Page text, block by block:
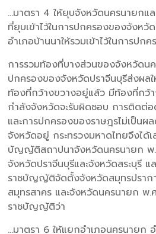
…มาตรา 4 ให้ยุบจังหวัดนครนายกแ
ที่ยุบเข้าไว้ในการปกครองของจังหวั
อำเภอบ้านนาให้รวมเข้าไว้ในการปก
การรวมท้องที่บางส่วนของจังหวัดนค
ปกครองของจังหวัดปราจีนบุรีส่งผล
ท้องที่กว้างขวางอยู่แล้ว มีท้องที่กว้
กำลังจังหวัดจะรับผิดชอบ การติดต่
และการปกครองของราษฎรไม่เป็นผ
จังหวัดอยู่ กระทรวงมหาดไทยจึงได้
บัญญัติสถาปนาจังหวัดนครนายก พ
จังหวัดปราจีนบุรีและจังหวัดสระบุรี แ
ราชบัญญัติจัดตั้งจังหวัดสมุทรปราก
สมุทรสาคร และจังหวัดนครนายก พ.
ราชบัญญัติว่า
…มาตรา 6 ให้แยกอำเภอนครนายก